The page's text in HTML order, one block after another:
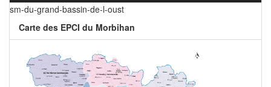
sm-du-grand-bassin-de-l-oust
Carte des EPCI du Morbihan